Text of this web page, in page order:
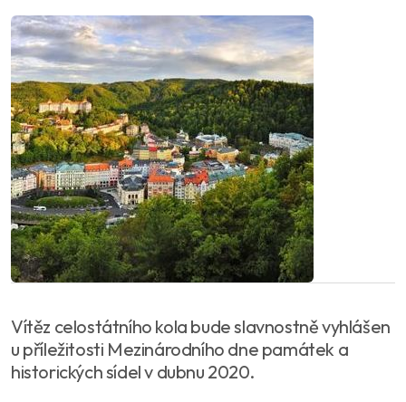
Vítěz celostátního kola bude slavnostně vyhlášen
u příležitosti Mezinárodního dne památek a
historických sídel v dubnu 2020.